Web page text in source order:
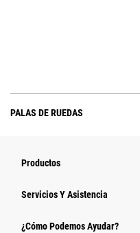
PALAS DE RUEDAS
Productos
Servicios Y Asistencia
¿Cómo Podemos Ayudar?